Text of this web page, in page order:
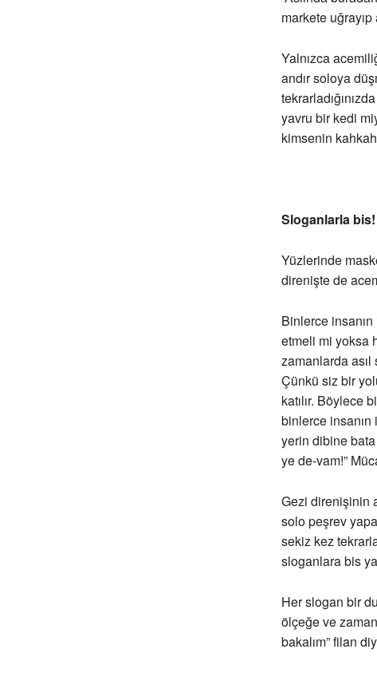
markete
Yalnızca
andır soloya
yavru bir kedi
kimsenin
Sloganlarla bis!
Yüzlerinde
direnişte de
Binlerce insanın
etmeli mi yoksa
zamanlarda
Çünkü siz bir
katılır. Böylece
binlerce
yerin dibine
ye de-vam!”
Gezi direnişinin
solo peşrev
sekiz kez
sloganlara bis
Her slogan bir
ölçeğe ve
bakalım” filan